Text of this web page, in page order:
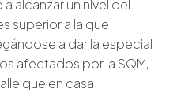
alcanzar un nivel del
superior a la que
a dar la especial
afectados por la SQM,
que en casa.